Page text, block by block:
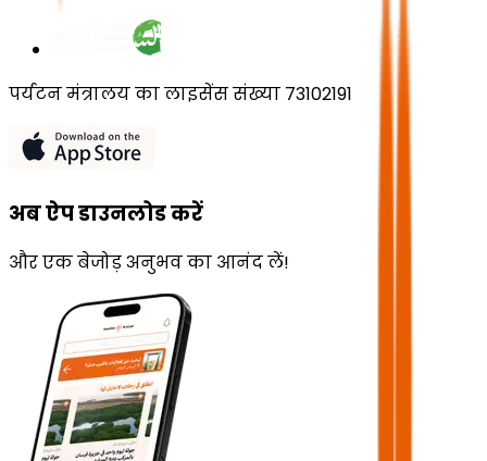
पर्यटन मंत्रालय का लाइसेंस संख्या 73102191
अब ऐप डाउनलोड करें
और एक बेजोड़ अनुभव का आनंद लें!